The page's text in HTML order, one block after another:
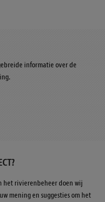
informatie over de
het rivierenbeheer doen wij
mening en suggesties om het